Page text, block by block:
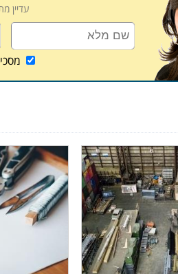
ממוחשב נערך פעם או פעמיים
ופספסתם את אחד השיעורים
עדיין